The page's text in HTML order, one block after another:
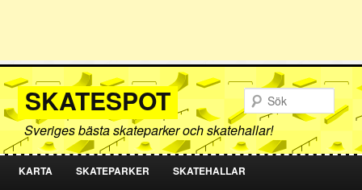
SKATESPOT
Sveriges bästa skateparker och skatehallar!
HOPPA
HOPPA
KARTA SKATEPARKER SKATEHALLAR